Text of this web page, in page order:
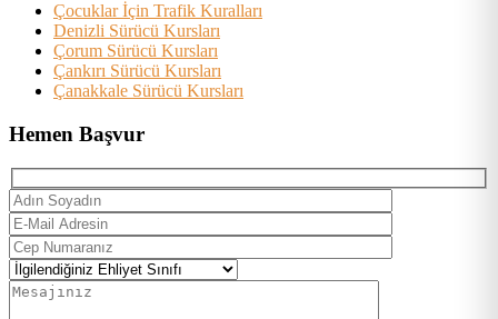
Çocuklar İçin Trafik Kuralları
Denizli Sürücü Kursları
Çorum Sürücü Kursları
Çankırı Sürücü Kursları
Çanakkale Sürücü Kursları
Hemen Başvur